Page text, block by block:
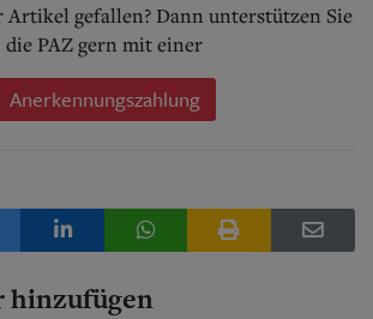
Artikel gefallen? Dann unterstützen Sie
die PAZ gern mit einer
Anerkennungszahlung
hinzufügen